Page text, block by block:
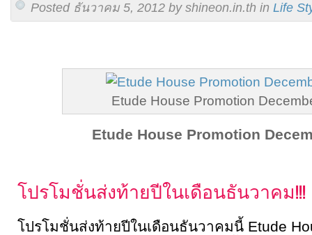
Posted ธันวาคม 5, 2012 by shineon.in.th in Life
Etude House Promotion
Etude House Promotion
โปรโมชั่นส่งท้ายปีในเดือนธันวาคม!!!
โปรโมชั่นส่งท้ายปีในเดือนธันวาคมนี้ Etude